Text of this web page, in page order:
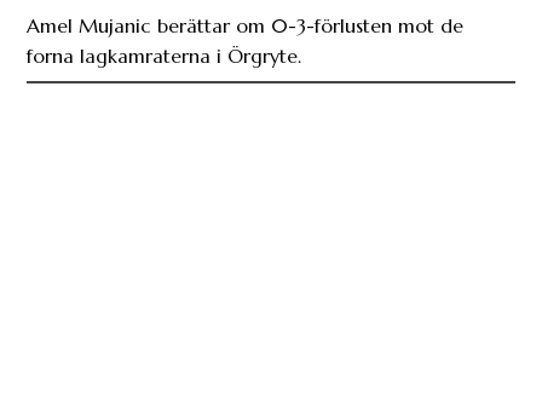
Amel Mujanic berättar om 0-3-förlusten mot de
forna lagkamraterna i Örgryte.